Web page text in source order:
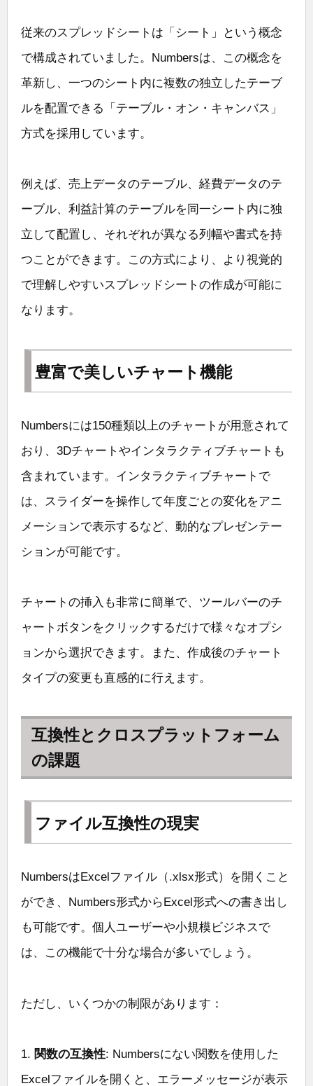
従来のスプレッドシートは「シート」という概念
で構成されていました。Numbersは、この概念を
革新し、一つのシート内に複数の独立したテーブ
ルを配置できる「テーブル・オン・キャンバス」
方式を採用しています。
例えば、売上データのテーブル、経費データのテ
ーブル、利益計算のテーブルを同一シート内に独
立して配置し、それぞれが異なる列幅や書式を持
つことができます。この方式により、より視覚的
で理解しやすいスプレッドシートの作成が可能に
なります。
豊富で美しいチャート機能
Numbersには150種類以上のチャートが用意されて
おり、3Dチャートやインタラクティブチャートも
含まれています。インタラクティブチャートで
は、スライダーを操作して年度ごとの変化をアニ
メーションで表示するなど、動的なプレゼンテー
ションが可能です。
チャートの挿入も非常に簡単で、ツールバーのチ
ャートボタンをクリックするだけで様々なオプシ
ョンから選択できます。また、作成後のチャート
タイプの変更も直感的に行えます。
互換性とクロスプラットフォーム
の課題
ファイル互換性の現実
NumbersはExcelファイル（.xlsx形式）を開くこと
ができ、Numbers形式からExcel形式への書き出し
も可能です。個人ユーザーや小規模ビジネスで
は、この機能で十分な場合が多いでしょう。
ただし、いくつかの制限があります：
1. 関数の互換性: Numbersにない関数を使用した
Excelファイルを開くと、エラーメッセージが表示